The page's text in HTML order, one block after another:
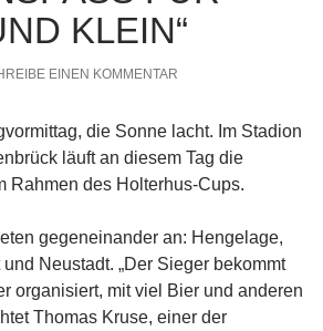
KLEIN“
EINEN KOMMENTAR
die Sonne lacht. Im Stadion
läuft an diesem Tag die
Rahmen des Holterhus-Cups.
gegeneinander an: Hengelage,
Neustadt. „Der Sieger bekommt
organisiert, mit viel Bier und anderen
Thomas Kruse, einer der